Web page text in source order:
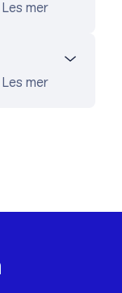
Les mer
Les mer